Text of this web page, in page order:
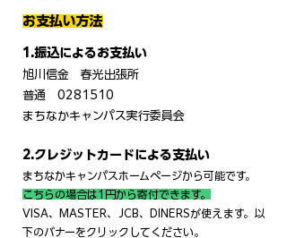
お支払い方法
1.振込によるお支払い
旭川信金 春光出張所
普通 0281510
まちなかキャンパス実行委員会
2.クレジットカードによる支払い
まちなかキャンパスホームページから可能です。
こちらの場合は1円から寄付できます。
VISA、MASTER、JCB、DINERSが使えます。以
下のバナーをクリックしてください。